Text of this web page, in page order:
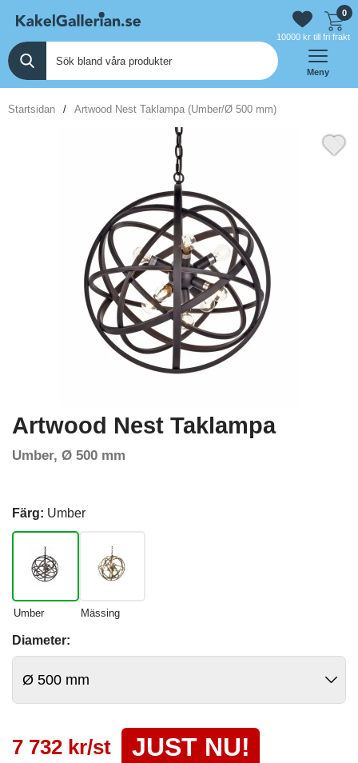
0
10000 kr till fri frakt
Meny
Startsidan Artwood Nest Taklampa (Umber/Ø 500 mm)
Artwood Nest Taklampa
Umber, Ø 500 mm
Färg: Umber
Umber Mässing
Diameter:
7 732 kr/st JUST NU!